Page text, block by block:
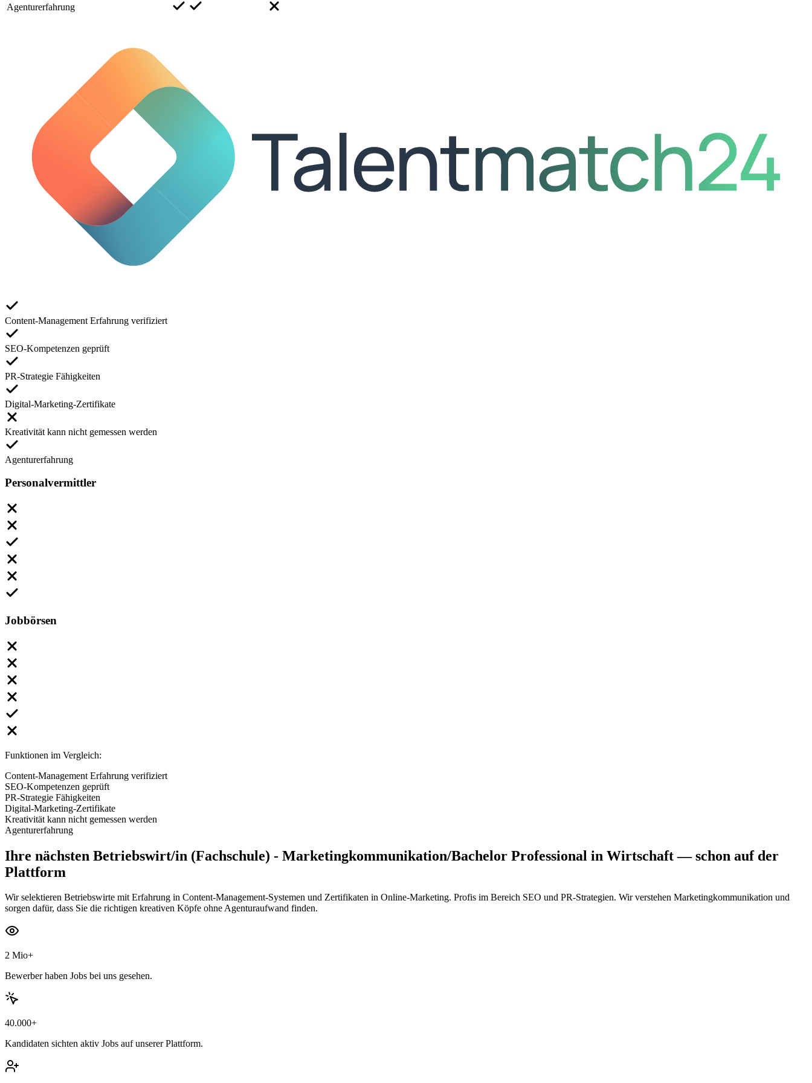
Agenturerfahrung
Content-Management Erfahrung verifiziert
SEO-Kompetenzen geprüft
PR-Strategie Fähigkeiten
Digital-Marketing-Zertifikate
Kreativität kann nicht gemessen werden
Agenturerfahrung
Personalvermittler
Jobbörsen
Funktionen im Vergleich:
Content-Management Erfahrung verifiziert
SEO-Kompetenzen geprüft
PR-Strategie Fähigkeiten
Digital-Marketing-Zertifikate
Kreativität kann nicht gemessen werden
Agenturerfahrung
Ihre nächsten Betriebswirt/in (Fachschule) - Marketingkommunikation/Bachelor Professional in Wirtschaft— schon auf der
Plattform
Wir selektieren Betriebswirte mit Erfahrung in Content-Management-Systemen und Zertifikaten in Online-Marketing. Profis im Bereich SEO und PR-Strategien. Wir verstehen Marketingkommunikation und
sorgen dafür, dass Sie die richtigen kreativen Köpfe ohne Agenturaufwand finden.
2 Mio+
Bewerber haben Jobs bei uns gesehen.
40.000+
Kandidaten sichten aktiv Jobs auf unserer Plattform.